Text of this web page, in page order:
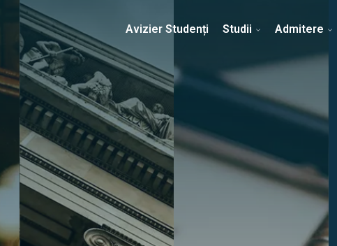
Erasmus & Internațional Despre Facultate Știri
Avizier Studenți Studii Admitere